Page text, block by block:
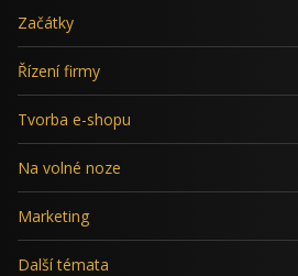
Začátky
Řízení firmy
Tvorba e-shopu
Na volné noze
Marketing
Další témata